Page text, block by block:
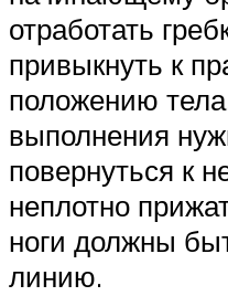
отработать
привыкнуть к
положению
выполнения
повернуться к
неплотно
ноги должны
линию.